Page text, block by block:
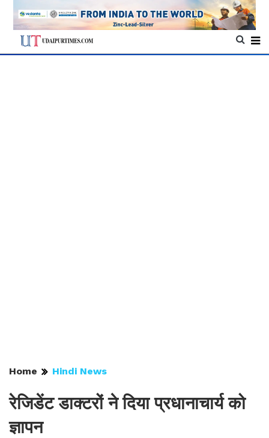
Home Hindi News
रेजिडेंट डाक्टरों ने दिया प्रधानाचार्य को
ज्ञापन